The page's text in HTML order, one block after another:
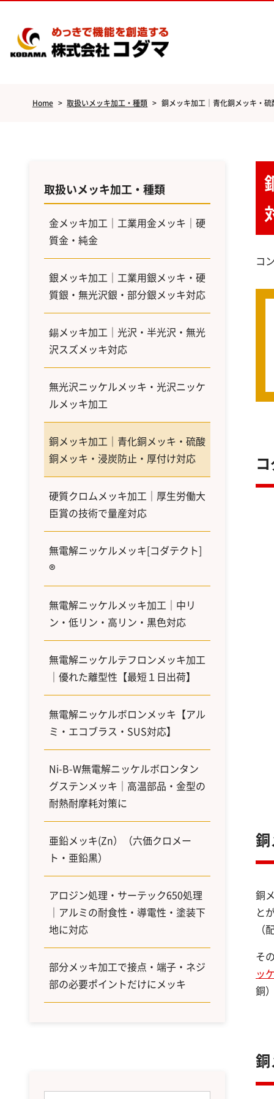
Home > 取扱いメッキ加工・種類 > 銅メッキ加工｜青化銅メッキ・
コ
銅
と
そ
ッ
銅
取扱いメッキ加工・種類
金メッキ加工｜工業用金メッキ｜硬
質金・純金
銀メッキ加工｜工業用銀メッキ・硬
質銀・無光沢銀・部分銀メッキ対応
錫メッキ加工｜光沢・半光沢・無光
沢スズメッキ対応
無光沢ニッケルメッキ・光沢ニッケ
ルメッキ加工
銅メッキ加工｜青化銅メッキ・硫酸
銅メッキ・浸炭防止・厚付け対応
硬質クロムメッキ加工｜厚生労働大
臣賞の技術で量産対応
無電解ニッケルメッキ[コダテクト]
®
無電解ニッケルメッキ加工｜中リ
ン・低リン・高リン・黒色対応
無電解ニッケルテフロンメッキ加工
｜優れた離型性【最短１日出荷】
無電解ニッケルボロンメッキ【アル
ミ・エコブラス・SUS対応】
Ni-B-W無電解ニッケルボロンタン
グステンメッキ｜高温部品・金型の
耐熱耐摩耗対策に
亜鉛メッキ(Zn）（六価クロメー
ト・亜鉛黒）
アロジン処理・サーテック650処理
｜アルミの耐食性・導電性・塗装下
地に対応
部分メッキ加工で接点・端子・ネジ
部の必要ポイントだけにメッキ